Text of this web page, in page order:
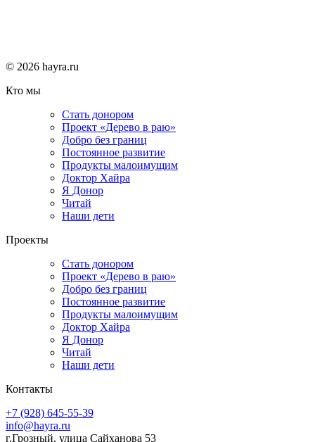
© 2026 hayra.ru
Кто мы
Стать донором
Проект «Дерево в раю»
Добро без границ
Постоянное развитие
Продукты малоимущим
Доктор Хайра
Я Донор
Читай
Наши дети
Проекты
Стать донором
Проект «Дерево в раю»
Добро без границ
Постоянное развитие
Продукты малоимущим
Доктор Хайра
Я Донор
Читай
Наши дети
Контакты
+7 (928) 645-55-39
info@hayra.ru
г.Грозный, улица Сайханова 53